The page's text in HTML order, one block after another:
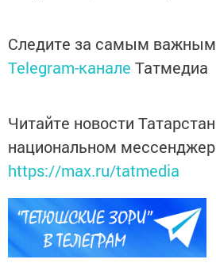
Следите за самым
Telegram-канале Татмедиа
Читайте новости
национальном
https://max.ru/tatmedia